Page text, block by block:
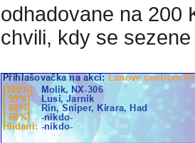
odhadovane na 200
chvili, kdy se